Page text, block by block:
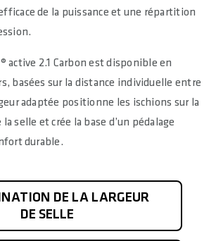
de la puissance et une répartition
active 2.1 Carbon est disponible en
basées sur la distance individuelle entre
adaptée positionne les ischions sur la
selle et crée la base d’un pédalage
durable.
DE LA LARGEUR
DE SELLE